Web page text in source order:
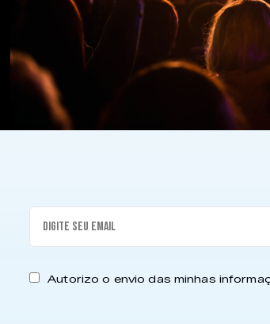
Autorizo o envio das minhas